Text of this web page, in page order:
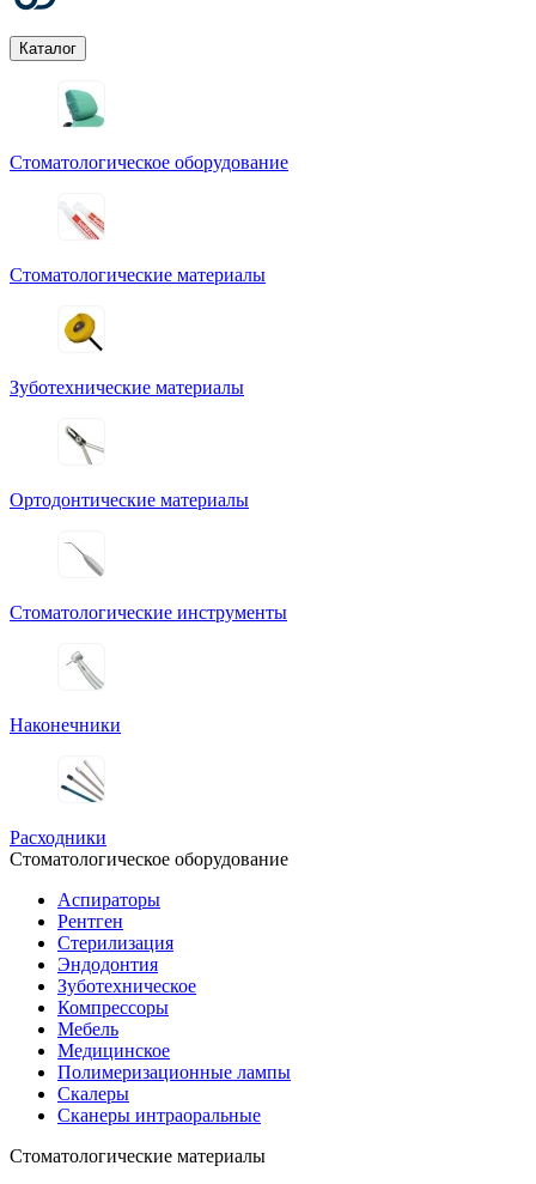
Каталог
Стоматологическое оборудование
Стоматологические материалы
Зуботехнические материалы
Ортодонтические материалы
Стоматологические инструменты
Наконечники
Расходники
Стоматологическое оборудование
Аспираторы
Рентген
Стерилизация
Эндодонтия
Зуботехническое
Компрессоры
Мебель
Медицинское
Полимеризационные лампы
Скалеры
Сканеры интраоральные
Стоматологические материалы